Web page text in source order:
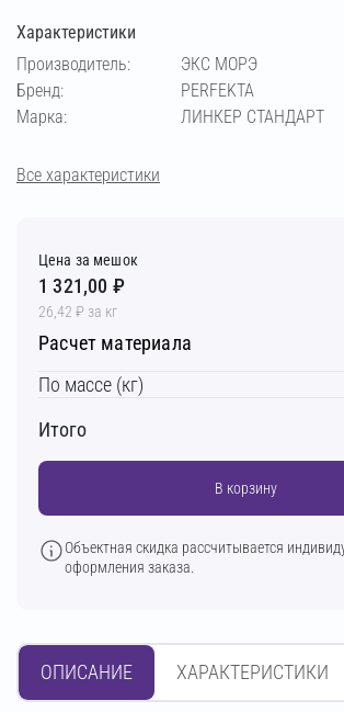
кремовый
светло-коричневый светло-серый
серебристо-серый
шоколадный
Характеристики
Производитель:
ЭКС МОРЭ
Бренд:
PERFEKTA
Марка:
ЛИНКЕР СТАНДАРТ
Все характеристики
Цена за мешок
1 321,00 ₽
26,42 ₽ за кг
Расчет материала
По массе (кг)
Итого
В корзину
Объектная скидка рассчитывается
оформления заказа.
ОПИСАНИЕ ХАРАКТЕРИСТИКИ